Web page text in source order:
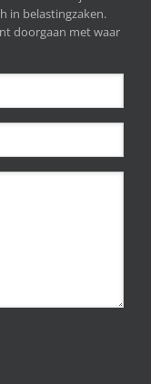
in belastingzaken.
doorgaan met waar